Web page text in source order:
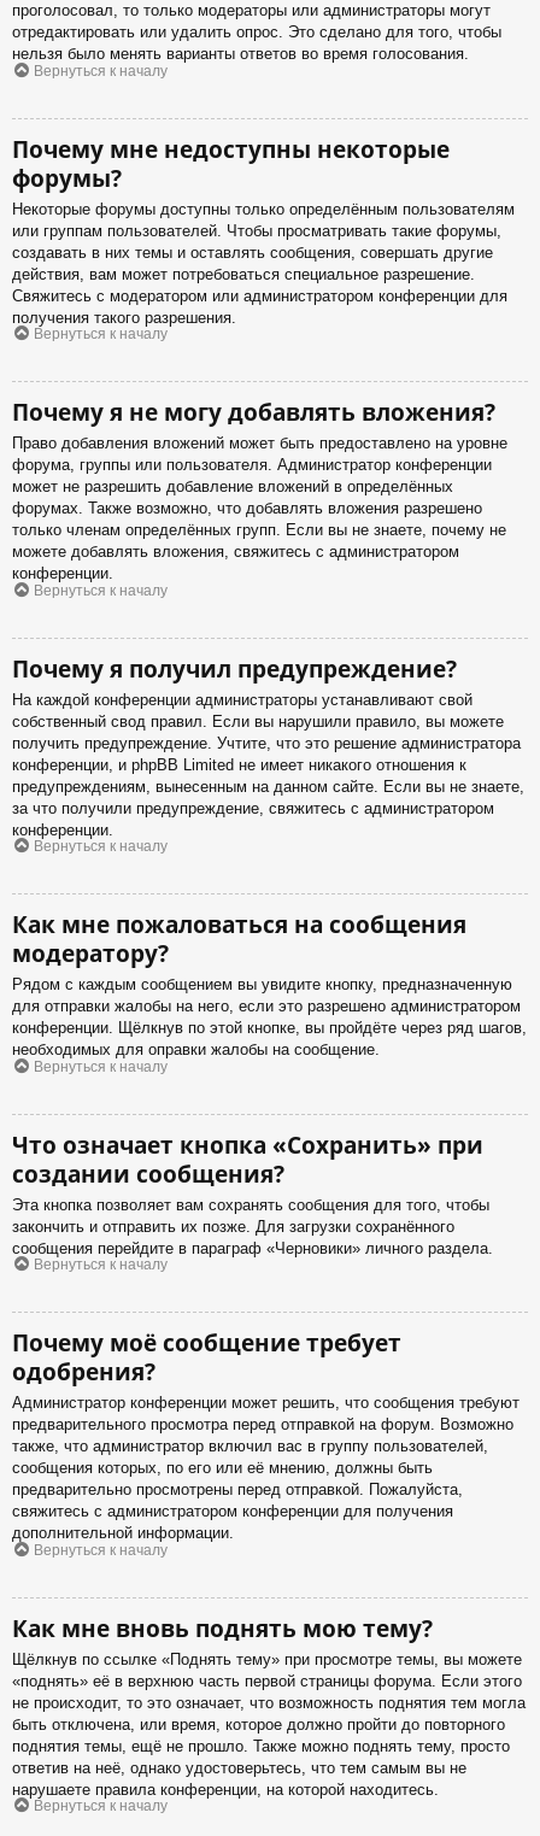
проголосовал, то только модераторы или администраторы могут
отредактировать или удалить опрос. Это сделано для того, чтобы
нельзя было менять варианты ответов во время голосования.
Вернуться к началу
Почему мне недоступны некоторые
форумы?
Некоторые форумы доступны только определённым пользователям
или группам пользователей. Чтобы просматривать такие форумы,
создавать в них темы и оставлять сообщения, совершать другие
действия, вам может потребоваться специальное разрешение.
Свяжитесь с модератором или администратором конференции для
получения такого разрешения.
Вернуться к началу
Почему я не могу добавлять вложения?
Право добавления вложений может быть предоставлено на уровне
форума, группы или пользователя. Администратор конференции
может не разрешить добавление вложений в определённых
форумах. Также возможно, что добавлять вложения разрешено
только членам определённых групп. Если вы не знаете, почему не
можете добавлять вложения, свяжитесь с администратором
конференции.
Вернуться к началу
Почему я получил предупреждение?
На каждой конференции администраторы устанавливают свой
собственный свод правил. Если вы нарушили правило, вы можете
получить предупреждение. Учтите, что это решение администратора
конференции, и phpBB Limited не имеет никакого отношения к
предупреждениям, вынесенным на данном сайте. Если вы не знаете,
за что получили предупреждение, свяжитесь с администратором
конференции.
Вернуться к началу
Как мне пожаловаться на сообщения
модератору?
Рядом с каждым сообщением вы увидите кнопку, предназначенную
для отправки жалобы на него, если это разрешено администратором
конференции. Щёлкнув по этой кнопке, вы пройдёте через ряд шагов,
необходимых для оправки жалобы на сообщение.
Вернуться к началу
Что означает кнопка «Сохранить» при
создании сообщения?
Эта кнопка позволяет вам сохранять сообщения для того, чтобы
закончить и отправить их позже. Для загрузки сохранённого
сообщения перейдите в параграф «Черновики» личного раздела.
Вернуться к началу
Почему моё сообщение требует
одобрения?
Администратор конференции может решить, что сообщения требуют
предварительного просмотра перед отправкой на форум. Возможно
также, что администратор включил вас в группу пользователей,
сообщения которых, по его или её мнению, должны быть
предварительно просмотрены перед отправкой. Пожалуйста,
свяжитесь с администратором конференции для получения
дополнительной информации.
Вернуться к началу
Как мне вновь поднять мою тему?
Щёлкнув по ссылке «Поднять тему» при просмотре темы, вы можете
«поднять» её в верхнюю часть первой страницы форума. Если этого
не происходит, то это означает, что возможность поднятия тем могла
быть отключена, или время, которое должно пройти до повторного
поднятия темы, ещё не прошло. Также можно поднять тему, просто
ответив на неё, однако удостоверьтесь, что тем самым вы не
нарушаете правила конференции, на которой находитесь.
Вернуться к началу